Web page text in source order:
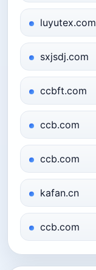
luyutex.com
sxjsdj.com
ccbft.com
ccb.com
ccb.com
kafan.cn
ccb.com